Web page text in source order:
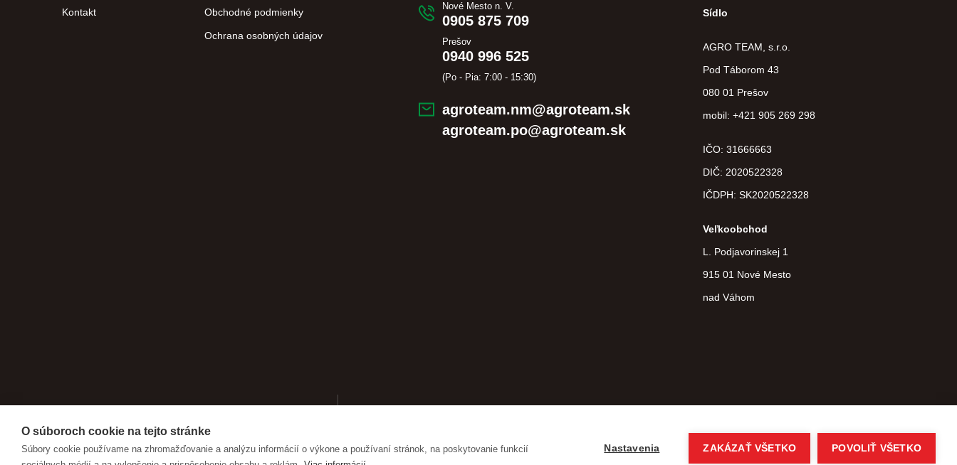
Kontakt Obchodné podmienky
Ochrana osobných údajov
Nové Mesto n. V.
0905 875 709
Prešov
0940 996 525
(Po - Pia: 7:00 - 15:30)
agroteam.nm@agroteam.sk
agroteam.po@agroteam.sk
Sídlo
AGRO TEAM, s.r.o.
Pod Táborom 43
080 01 Prešov
mobil: +421 905 269 298
IČO: 31666663
DIČ: 2020522328
IČDPH: SK2020522328
Veľkoobchod
L. Podjavorinskej 1
915 01 Nové Mesto
nad Váhom
O súboroch cookie na tejto stránke
Súbory cookie používame na zhromažďovanie a analýzu informácií o výkone a používaní stránok, na poskytovanie funkcií
Nastavenia ZAKÁZAŤ VŠETKO POVOLIŤ VŠETKO